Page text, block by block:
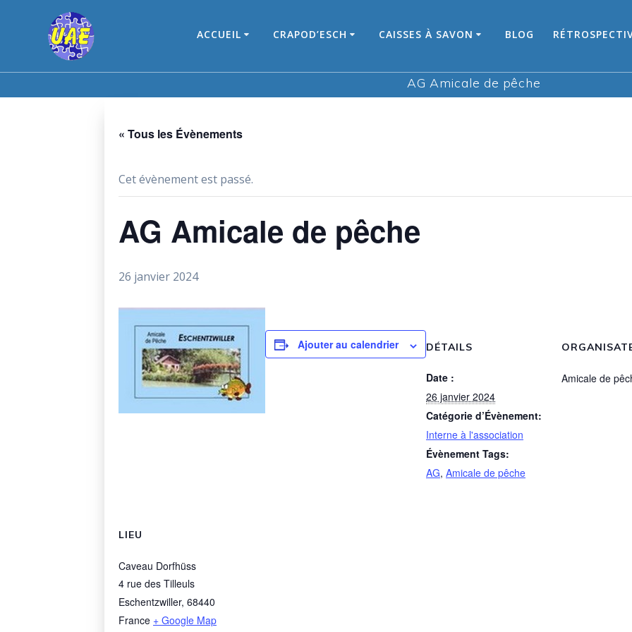
ACCUEIL CRAPOD’ESCH CAISSES À SAVON BLOG
AG Amicale de pêche
« Tous les Évènements
Cet évènement est passé.
AG Amicale de pêche
26 janvier 2024
Ajouter au calendrier DÉTAILS
Date :
26 janvier 2024
Catégorie d’Évènement:
Interne à l'association
Évènement Tags:
AG, Amicale de pêche
Amicale de
LIEU
Caveau Dorfhüss
4 rue des Tilleuls
Eschentzwiller, 68440
France + Google Map